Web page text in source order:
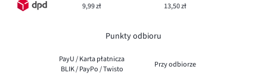
9,99 zł 13,50 zł
Punkty odbioru
PayU / Karta płatnicza
BLIK / PayPo / Twisto
Przy odbiorze